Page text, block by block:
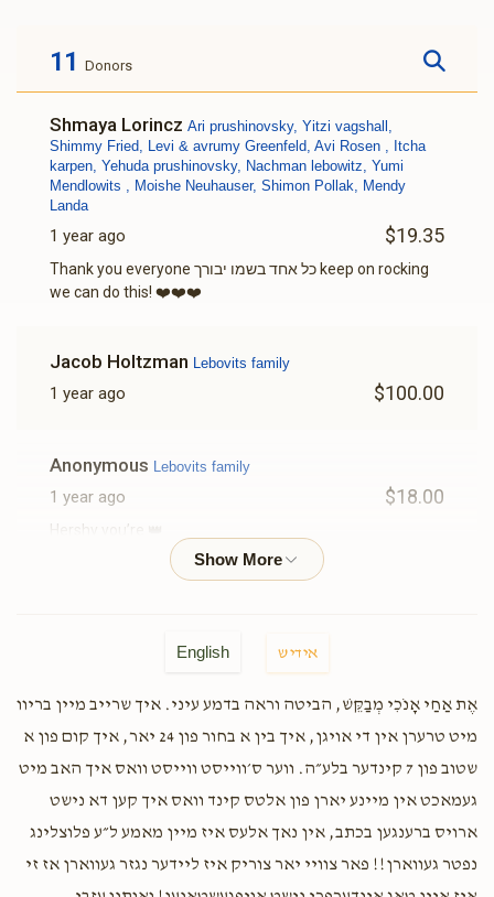
11 Donors
Shmaya Lorincz Ari prushinovsky, Yitzi vagshall,
Shimmy Fried, Levi & avrumy Greenfeld, Avi Rosen , Itcha
karpen, Yehuda prushinovsky, Nachman lebowitz, Yumi
Mendlowits , Moishe Neuhauser, Shimon Pollak, Mendy
Landa
1 year ago $19.35
Thank you everyone כל אחד בשמו יבורך keep on rocking
we can do this! ❤️❤️❤️
Jacob Holtzman Lebovits family
1 year ago $100.00
Anonymous Lebovits family
1 year ago $18.00
Hershy you’re 👑
Sruly KleinLebovits family
1 year ago $72.00
Motty Lee Lebovits family
1 year ago $100.00
English אידיש
אֶת אַחַי אָנֹכִי מְבַקֵּשׁ, הביטה וראה בדמע עיני. איך שרייב מיין בריוו
מיט טרערן אין די אויגן, איך בין א בחור פון 24 יאר, איך קום פון א
שטוב פון 7 קינדער בלע״ה. ווער ס׳ווייסט ווייסט וואס איך האב מיט
געמאכט אין מיינע יארן פון אלטס קינד וואס איך קען דא נישט
ארויס ברענגען בכתב, אין נאך אלעס איז מיין מאמע ל״ע פלוצלינג
נפטר געווארן!! פאר צוויי יאר צוריק איז ליידער נגזר געווארן אז זי